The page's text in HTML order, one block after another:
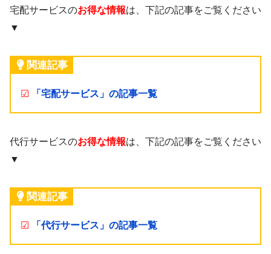
宅配サービスのお得な情報は、下記の記事をご覧ください
▼
関連記事
☑ 「宅配サービス」の記事一覧
代行サービスのお得な情報は、下記の記事をご覧ください
▼
関連記事
☑ 「代行サービス」の記事一覧